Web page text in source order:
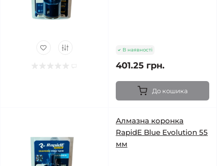
В наявності
401.25 грн.
До кошика
Алмазна коронка
RapidE Blue Evolution 55
мм